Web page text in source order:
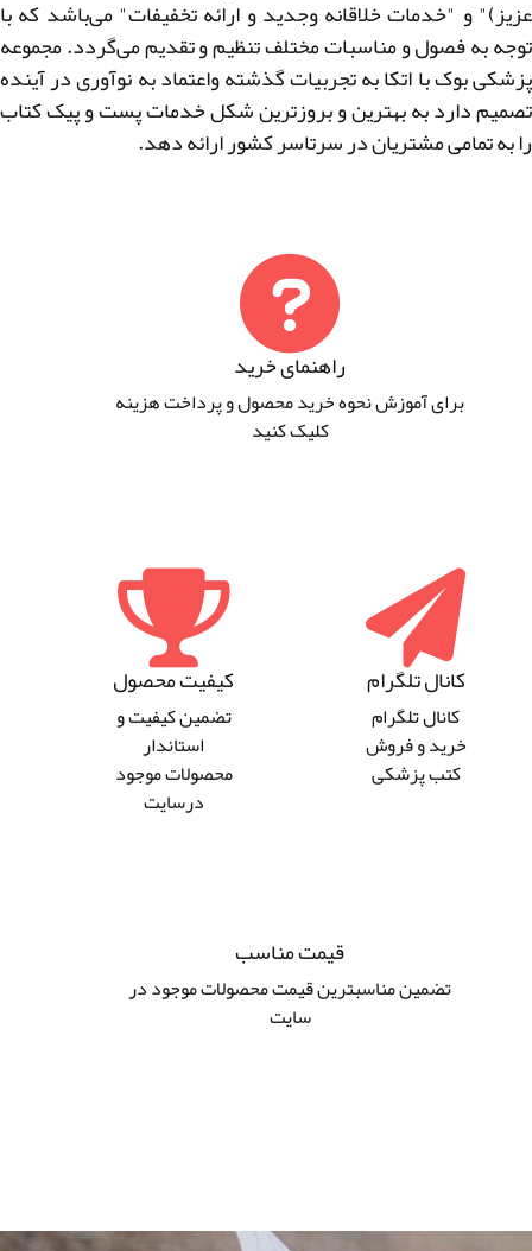
عزیز)" و "خدمات خلاقانه وجدید و ارائه تخفیفات" می‌باشد که با
توجه به فصول و مناسبات مختلف تنظیم و تقدیم می‌گردد. مجموعه
پزشکی بوک با اتکا به تجربیات گذشته واعتماد به نوآوری در آینده
تصمیم دارد به بهترین و بروزترین شکل خدمات پست و پیک کتاب
را به تمامی مشتریان در سرتاسر کشور ارائه دهد.
راهنمای خرید
برای آموزش نحوه خرید محصول و پرداخت هزینه
کلیک کنید
کیفیت محصول
تضمین کیفیت و
استاندار
محصولات موجود
درسایت
کانال تلگرام
کانال تلگرام
خرید و فروش
کتب پزشکی
قیمت مناسب
تضمین مناسبترین قیمت محصولات موجود در
سایت